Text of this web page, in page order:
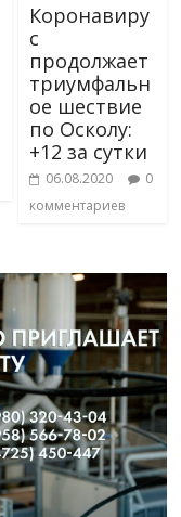
Коронавиру
с
продолжает
триумфальн
ое шествие
по Осколу:
+12 за сутки
06.08.2020
0
комментариев